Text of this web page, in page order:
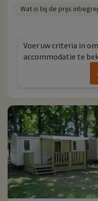
Wat is bij de prijs
Voer uw criteria in
accommodatie te